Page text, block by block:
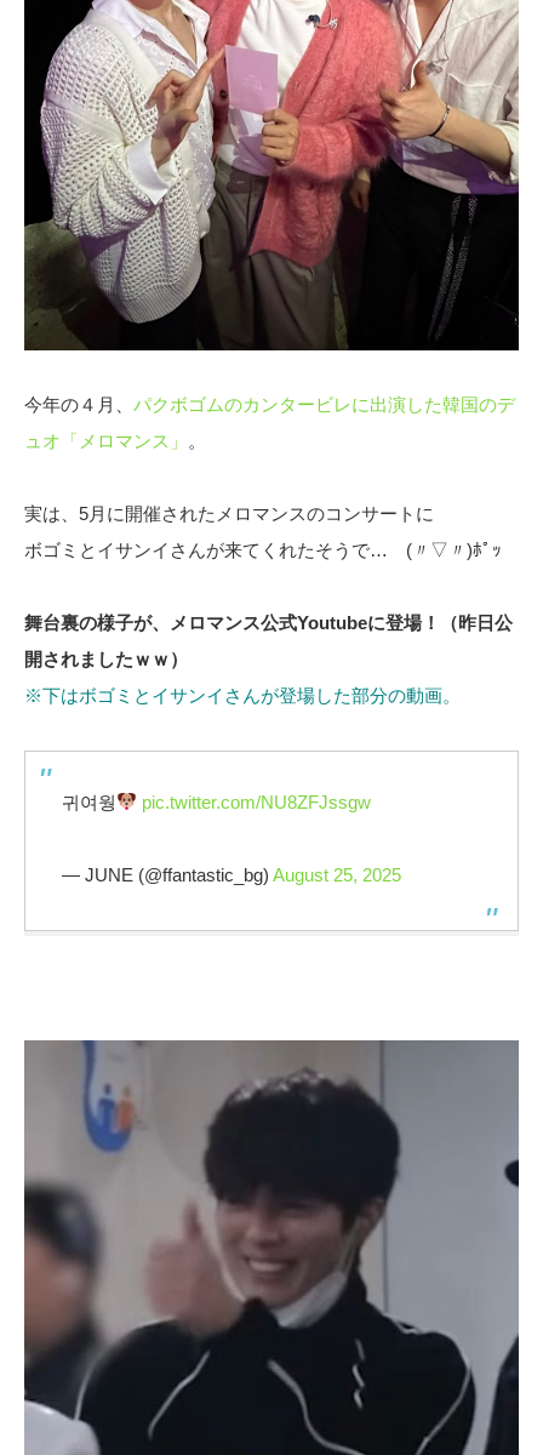
今年の４月、 パクボゴムのカンタービレに出演した韓国のデ
ュオ「メロマンス」
。
実は、5月に開催されたメロマンスのコンサートに
ボゴミとイサンイさんが来てくれたそうで… (〃▽〃)ﾎﾟｯ
舞台裏の様子が、メロマンス公式Youtubeに登場！（昨日公
開されましたｗｗ）
※下はボゴミとイサンイさんが登場した部分の動画。
귀여웡 pic.twitter.com/NU8ZFJssgw
— JUNE (@ffantastic_bg) August 25, 2025